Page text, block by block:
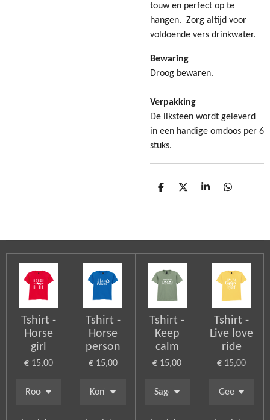
touw en perfect op te
hangen. Zorg altijd voor
voldoende vers drinkwater.
Bewaring
Droog bewaren.
Verpakking
De liksteen wordt geleverd
in een handige omdoos per 6
stuks.
D
D
S
D
Tshirt -
Horse
girl
€ 15,00
Tshirt -
Horse
person
€ 15,00
Tshirt -
Keep
calm
€ 15,00
Tshirt -
Live love
ride
€ 15,00